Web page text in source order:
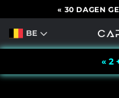
naar
inhoud
« 30 DAGEN
BE
« 2